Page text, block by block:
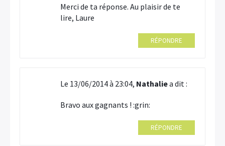
Merci de ta réponse. Au plaisir de te
lire, Laure
RÉPONDRE
Le 13/06/2014 à 23:04, Nathaliea dit :
Bravo aux gagnants ! :grin:
RÉPONDRE